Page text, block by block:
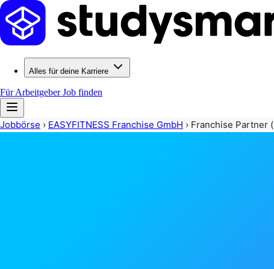
Alles für deine Karriere
Für ArbeitgeberJob finden
Jobbörse › EASYFITNESS Franchise GmbH › Franchise Partner